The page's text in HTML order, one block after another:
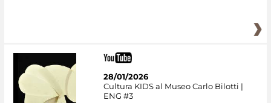
28/01/2026
Cultura KIDS al Museo Carlo Bilotti |
ENG #3